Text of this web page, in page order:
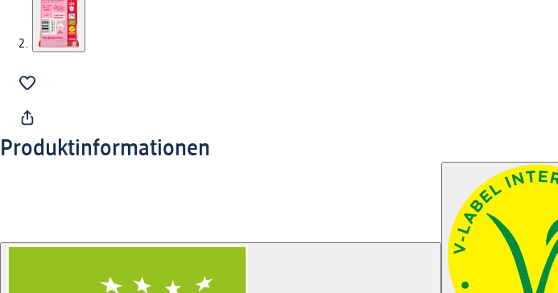
Produktinformationen